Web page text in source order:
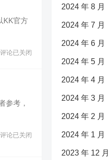
KK官方
评论已关闭
参考，
评论已关闭
2024 年 8 月
2024 年 7 月
2024 年 6 月
2024 年 5 月
2024 年 4 月
2024 年 3 月
2024 年 2 月
2024 年 1 月
2023 年 12 月